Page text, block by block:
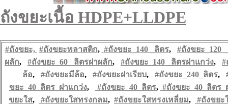
ถังขยะเนื้อ HDPE+LLDPE
#ถังขยะ, #ถังขยะพลาสติก, #ถังขยะ_140 _ ลิตร, #ถังขยะ_120 _
ผลัก, #ถังขยะ_60 _ ลิตรฝาผลัก, #ถังขยะ_140 _ ลิตรฝาแกว่ง, #
ล้อ, #ถังขยะมีล้อ, #ถังขยะฝาเรียบ, #ถังขยะ_240_ ลิตร,
ขยะ_40_ลิตร_ฝาแกว่ง, #ถังขยะ_40_ลิตร, #ถังขยะ_40_ลิตร
ขยะใส, #ถังขยะใสทรงกลม, #ถังขยะใสทรงเหลี่ยม, #ถังขยะ